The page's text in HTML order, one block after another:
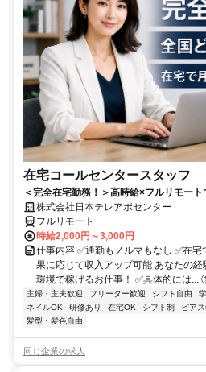
在宅コールセンタースタッフ
＜完全在宅勤務！＞高時給×フルリモート
株式会社日本テレアポセンター
フルリモート
時給2,000円～3,000円
仕事内容 ✅通勤もノルマもなし ✅在
果に応じて収入アップ可能 あなたの
環境で稼げるお仕事！ ✅具体的には...
主婦・主夫歓迎 フリーター歓迎 シフト自由
ネイルOK
研修あり 在宅OK シフト制 ピア
髪型・髪色自由
同じ企業の求人